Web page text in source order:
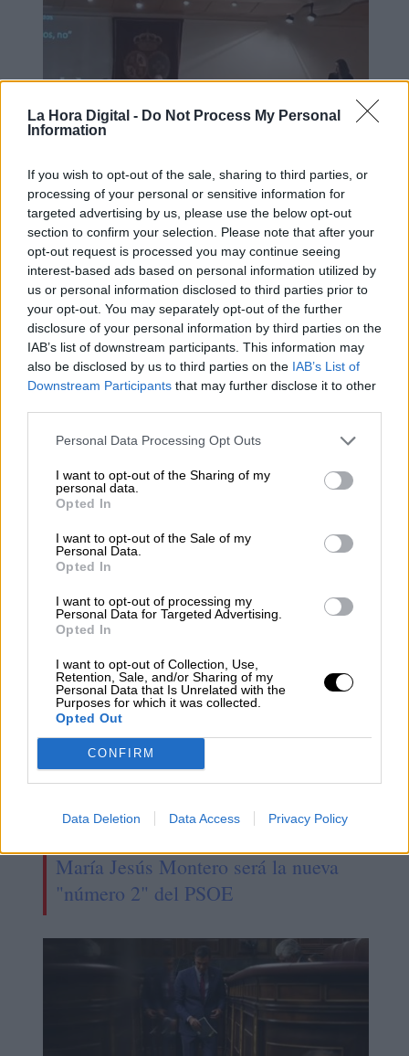
La Hora Digital - Do Not Process My Personal
Information
If you wish to opt-out of the sale, sharing to third parties, or
processing of your personal or sensitive information for
targeted advertising by us, please use the below opt-out
section to confirm your selection. Please note that after your
opt-out request is processed you may continue seeing
interest-based ads based on personal information utilized by
us or personal information disclosed to third parties prior to
your opt-out. You may separately opt-out of the further
disclosure of your personal information by third parties on the
IAB’s list of downstream participants. This information may
also be disclosed by us to third parties on the IAB’s List of
Downstream Participants that may further disclose it to other
Personal Data Processing Opt Outs
I want to opt-out of the Sharing of my
personal data.
Opted In
I want to opt-out of the Sale of my
Personal Data.
Opted In
I want to opt-out of processing my
Personal Data for Targeted Advertising.
Opted In
I want to opt-out of Collection, Use,
Retention, Sale, and/or Sharing of my
Personal Data that Is Unrelated with the
Purposes for which it was collected.
Opted Out
CONFIRM
Data Deletion Data Access Privacy Policy
Esperamos que Pedro Sánchez
recupere el sentido de sus palabras
El Congreso aprueba definitivamente
las leyes de libertad sexual, de
Ciencia y la reforma de la Ley
Concursal
María Jesús Montero será la nueva
"número 2" del PSOE